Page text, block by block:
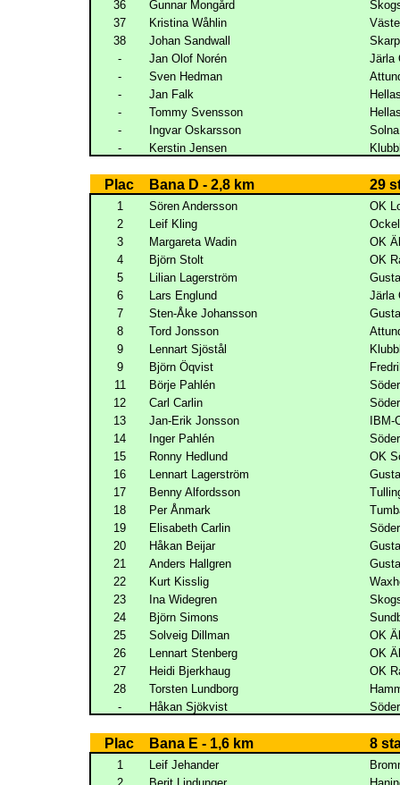
36
Gunnar Mongård
37
Kristina Wåhlin
38
Johan Sandwall
-
Jan Olof Norén
Järla
-
Sven Hedman
-
Jan Falk
-
Tommy Svensson
-
Ingvar Oskarsson
-
Kerstin Jensen
Plac Bana D - 2,8 km 29
1 Sören Andersson
OK
2
Leif Kling
3
Margareta Wadin
OK
4
Björn Stolt
OK
5
Lilian Lagerström
6
Lars Englund
Järla
7
Sten-Åke Johansson
8
Tord Jonsson
9
Lennart Sjöstål
9
Björn Öqvist
11
Börje Pahlén
12
Carl Carlin
13
Jan-Erik Jonsson
14
Inger Pahlén
15
Ronny Hedlund
OK
16
Lennart Lagerström
17
Benny Alfordsson
18
Per Ånmark
19
Elisabeth Carlin
20
Håkan Beijar
21
Anders Hallgren
22
Kurt Kisslig
23
Ina Widegren
24
Björn Simons
25
Solveig Dillman
OK
26
Lennart Stenberg
OK
27
Heidi Bjerkhaug
OK
28
Torsten Lundborg
-
Håkan Sjökvist
Plac Bana E - 1,6 km 8
1 Leif Jehander